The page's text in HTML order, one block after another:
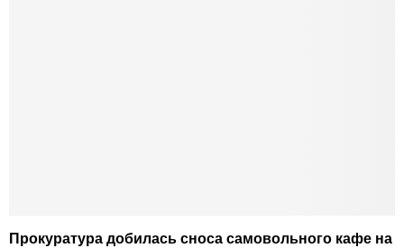
Прокуратура добилась сноса самовольного кафе на